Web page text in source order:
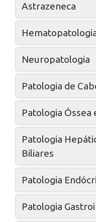
Astrazeneca
Neuropatologia
Patologia de
Patologia Óssea
Patologia
Biliares
Patologia
Patologia